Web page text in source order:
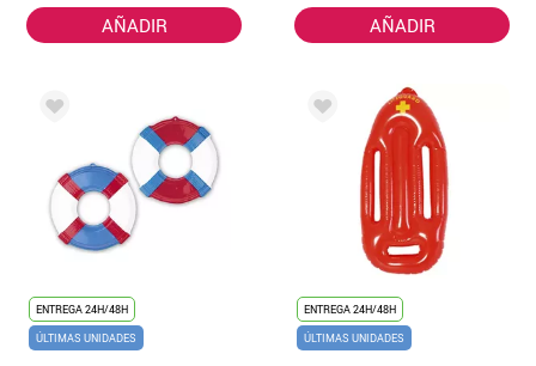
AÑADIR AÑADIR
ENTREGA 24H/48H
ÚLTIMAS UNIDADES
ENTREGA 24H/48H
ÚLTIMAS UNIDADES